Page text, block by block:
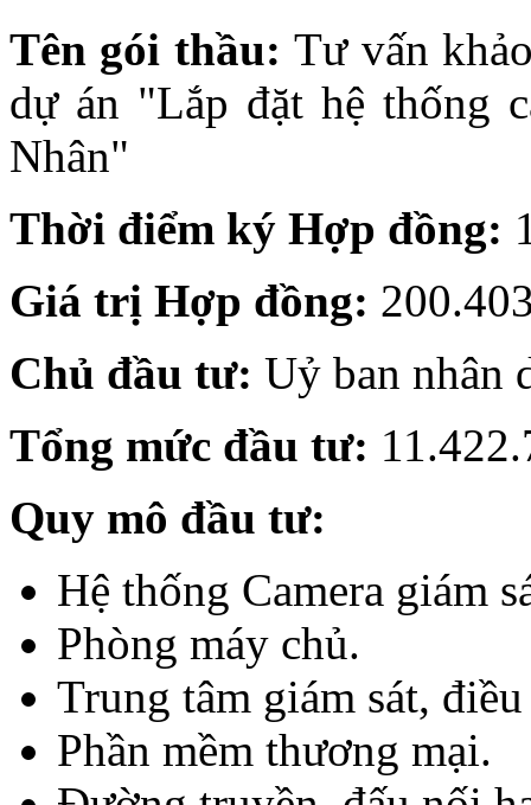
Tên gói thầu: Tư vấn
dự án "Lắp đặt hệ thống
Nhân"
Thời điểm ký Hợp đồng:
Giá trị Hợp đồng:
Chủ đầu tư: Uỷ ban nhân
Tổng mức đầu tư:
Quy mô đầu tư:
Hệ thống Camera giám
Phòng máy chủ.
Trung tâm giám sát,
Phần mềm thương mại.